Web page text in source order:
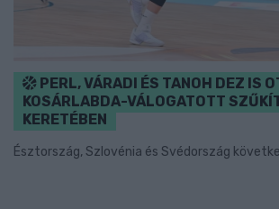
PERL, VÁRADI ÉS TANOH DEZ IS
KOSÁRLABDA-VÁLOGATOTT
KERETÉBEN
Észtország, Szlovénia és Svédország